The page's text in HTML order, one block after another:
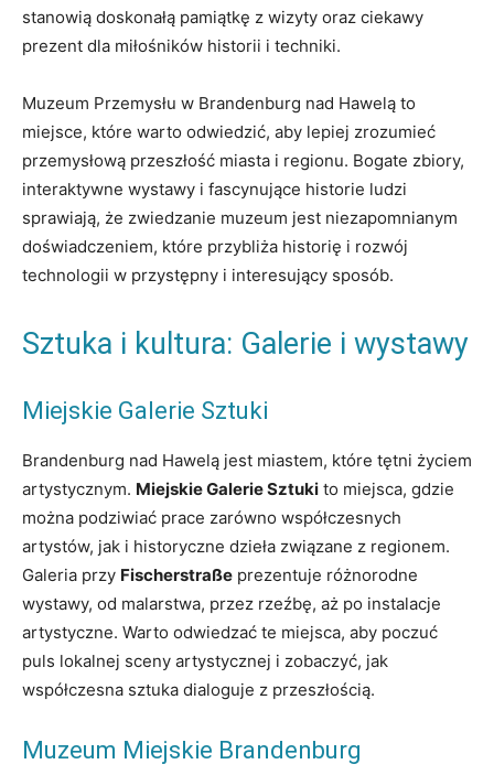
stanowią doskonałą pamiątkę z wizyty oraz ciekawy
prezent dla miłośników historii i techniki.
Muzeum Przemysłu w Brandenburg nad Hawelą to
miejsce, które warto odwiedzić, aby lepiej zrozumieć
przemysłową przeszłość miasta i regionu. Bogate zbiory,
interaktywne wystawy i fascynujące historie ludzi
sprawiają, że zwiedzanie muzeum jest niezapomnianym
doświadczeniem, które przybliża historię i rozwój
technologii w przystępny i interesujący sposób.
Sztuka i kultura: Galerie i wystawy
Miejskie Galerie Sztuki
Brandenburg nad Hawelą jest miastem, które tętni życiem
artystycznym. Miejskie Galerie Sztuki to miejsca, gdzie
można podziwiać prace zarówno współczesnych
artystów, jak i historyczne dzieła związane z regionem.
Galeria przy Fischerstraße prezentuje różnorodne
wystawy, od malarstwa, przez rzeźbę, aż po instalacje
artystyczne. Warto odwiedzać te miejsca, aby poczuć
puls lokalnej sceny artystycznej i zobaczyć, jak
współczesna sztuka dialoguje z przeszłością.
Muzeum Miejskie Brandenburg